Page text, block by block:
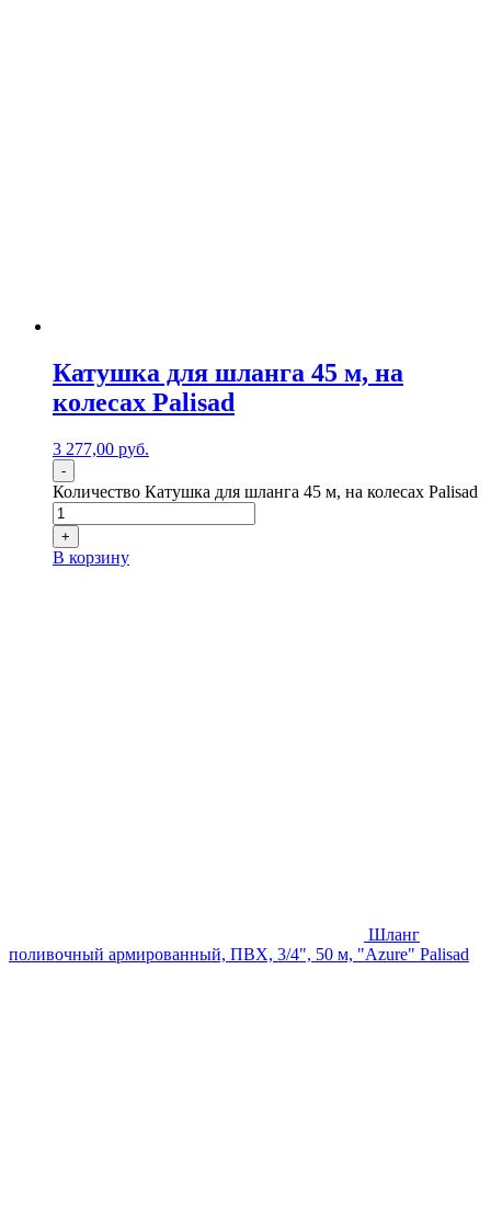
Катушка для шланга 45 м, на
колесах Palisad
3 277,00 руб.
-
Количество Катушка для шланга 45 м, на колесах Palisad
+
В корзину
Шланг
поливочный армированный, ПВХ, 3/4", 50 м, "Azure" Palisad